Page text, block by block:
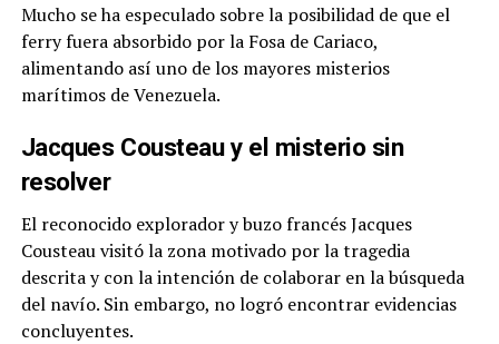
Mucho se ha especulado sobre la posibilidad de que el
ferry fuera absorbido por la Fosa de Cariaco,
alimentando así uno de los mayores misterios
marítimos de Venezuela.
Jacques Cousteau y el misterio sin
resolver
El reconocido explorador y buzo francés Jacques
Cousteau visitó la zona motivado por la tragedia
descrita y con la intención de colaborar en la búsqueda
del navío. Sin embargo, no logró encontrar evidencias
concluyentes.